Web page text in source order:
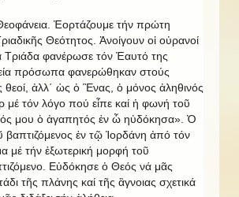
Ἑορτάζουμε τήν πρώτη
Θεότητος. Ἀνοίγουν οἱ οὐρανοί
φανέρωσε τόν Ἑαυτό της
πρόσωπα φανερώθηκαν στούς
θεοί, ἀλλ΄ ὡς ὁ Ἓνας, ὁ μόνος ἀληθινός
μέ τόν λόγο πού εἶπε καί ἡ φωνή τοῦ
μου ὁ ἀγαπητός ἐν ὧ ηὐδόκησα». Ὁ
βαπτιζόμενος ἐν τῷ Ἰορδάνη ἀπό τόν
μέ τήν ἐξωτερική μορφή τοῦ
Εὐδόκησε ὁ Θεός νά μᾶς
τῆς πλάνης καί τῆς ἂγνοιας σχετικά